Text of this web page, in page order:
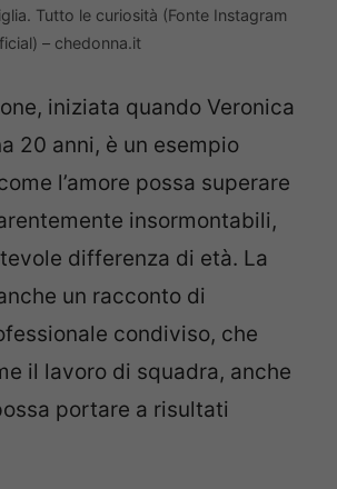
Tutto le curiosità (Fonte Instagram
– chedonna.it
iniziata quando Veronica
20 anni, è un esempio
l’amore possa superare
insormontabili,
differenza di età. La
un racconto di
condiviso, che
il lavoro di squadra, anche
portare a risultati